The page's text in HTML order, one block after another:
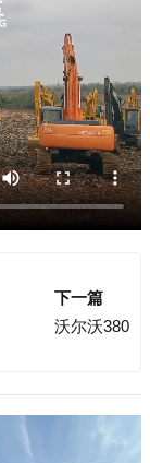
下一篇
沃尔沃380